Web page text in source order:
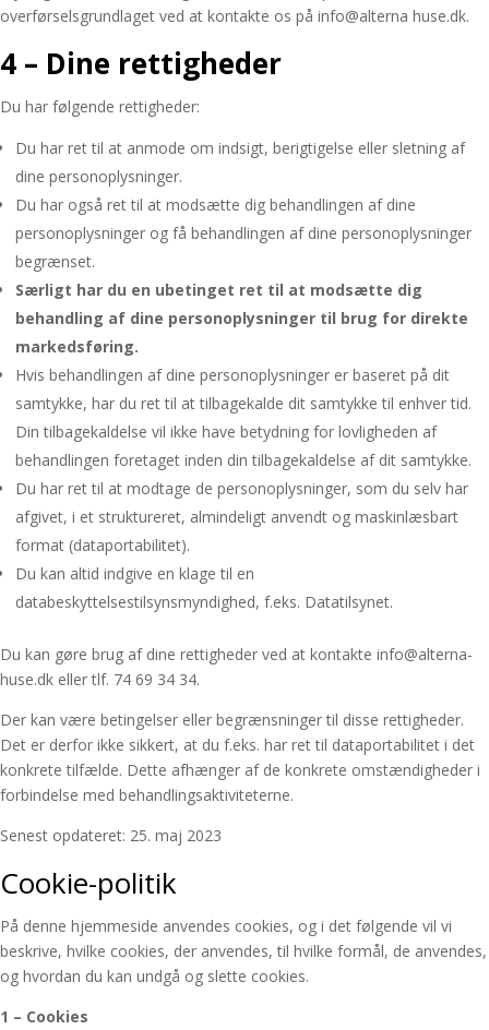
overførselsgrundlaget ved at kontakte os på info@alterna huse.dk.
4 – Dine rettigheder
Du har følgende rettigheder:
Du har ret til at anmode om indsigt, berigtigelse eller sletning af
dine personoplysninger.
Du har også ret til at modsætte dig behandlingen af dine
personoplysninger og få behandlingen af dine personoplysninger
begrænset.
Særligt har du en ubetinget ret til at modsætte dig
behandling af dine personoplysninger til brug for direkte
markedsføring.
Hvis behandlingen af dine personoplysninger er baseret på dit
samtykke, har du ret til at tilbagekalde dit samtykke til enhver tid.
Din tilbagekaldelse vil ikke have betydning for lovligheden af
behandlingen foretaget inden din tilbagekaldelse af dit samtykke.
Du har ret til at modtage de personoplysninger, som du selv har
afgivet, i et struktureret, almindeligt anvendt og maskinlæsbart
format (dataportabilitet).
Du kan altid indgive en klage til en
databeskyttelsestilsynsmyndighed, f.eks. Datatilsynet.
Du kan gøre brug af dine rettigheder ved at kontakte info@alterna-
huse.dk eller tlf. 74 69 34 34.
Der kan være betingelser eller begrænsninger til disse rettigheder.
Det er derfor ikke sikkert, at du f.eks. har ret til dataportabilitet i det
konkrete tilfælde. Dette afhænger af de konkrete omstændigheder i
forbindelse med behandlingsaktiviteterne.
Senest opdateret: 25. maj 2023
Cookie-politik
På denne hjemmeside anvendes cookies, og i det følgende vil vi
beskrive, hvilke cookies, der anvendes, til hvilke formål, de anvendes,
og hvordan du kan undgå og slette cookies.
1 – Cookies